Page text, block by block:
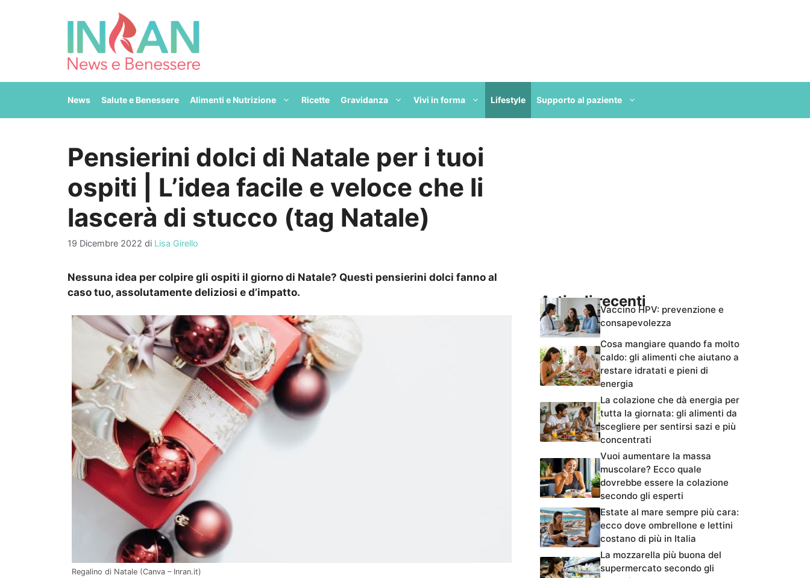
News Salute e Benessere Alimenti e Nutrizione Ricette Gravidanza Vivi in forma Lifestyle Supporto al paziente
Pensierini dolci di Natale per i tuoi
ospiti | L’idea facile e veloce che li
lascerà di stucco (tag Natale)
19 Dicembre 2022 di Lisa Girello
Nessuna idea per colpire gli ospiti il giorno di Natale? Questi pensierini dolci fanno al
caso tuo, assolutamente deliziosi e d’impatto.
Regalino di Natale (Canva – Inran.it)
Articoli recentiVaccino HPV: prevenzione e
consapevolezza
Cosa mangiare quando fa molto
caldo: gli alimenti che aiutano a
restare idratati e pieni di
energia
La colazione che dà energia per
tutta la giornata: gli alimenti da
scegliere per sentirsi sazi e più
concentrati
Vuoi aumentare la massa
muscolare? Ecco quale
dovrebbe essere la colazione
secondo gli esperti
Estate al mare sempre più cara:
ecco dove ombrellone e lettini
costano di più in Italia
La mozzarella più buona del
supermercato secondo gli